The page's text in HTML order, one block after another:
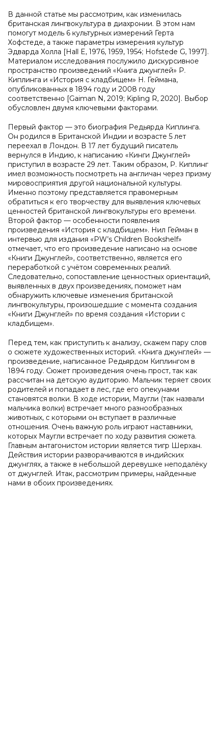
В данной статье мы рассмотрим, как изменилась
британская лингвокультура в диахронии. В этом нам
помогут модель 6 культурных измерений Герта
Хофстеде, а также параметры измерения культур
Эдварда Холла [Hall E, 1976, 1959, 1954; Hofstede G, 1997].
Материалом исследования послужило дискурсивное
пространство произведений «Книга джунглей» Р.
Киплинга и «История с кладбищем» Н. Геймана,
опубликованных в 1894 году и 2008 году
соответственно [Gaiman N, 2019; Kipling R, 2020]. Выбор
обусловлен двумя ключевыми факторами.
Первый фактор — это биография Редьярда Киплинга.
Он родился в Британской Индии и возрасте 5 лет
переехал в Лондон. В 17 лет будущий писатель
вернулся в Индию, к написанию «Кинги Джунглей»
приступил в возрасте 29 лет. Таким образом, Р. Киплинг
имел возможность посмотреть на англичан через призму
мировосприятия другой национальной культуры.
Именно поэтому представляется правомерным
обратиться к его творчеству для выявления ключевых
ценностей британской лингвокультуры его времени.
Второй фактор — особенности появления
произведения «История с кладбищем». Нил Гейман в
интервью для издания «PW’s Children Bookshelf»
отмечает, что его произведение написано на основе
«Книги Джунглей», соответственно, является его
переработкой с учётом современных реалий.
Следовательно, сопоставление ценностных ориентаций,
выявленных в двух произведениях, поможет нам
обнаружить ключевые изменения британской
лингвокультуры, произошедшие с момента создания
«Книги Джунглей» по время создания «Истории с
кладбищем».
Перед тем, как приступить к анализу, скажем пару слов
о сюжете художественных историй. «Книга джунглей» —
произведение, написанное Редьярдом Киплингом в
1894 году. Сюжет произведения очень прост, так как
рассчитан на детскую аудиторию. Мальчик теряет своих
родителей и попадает в лес, где его опекунами
становятся волки. В ходе истории, Маугли (так назвали
мальчика волки) встречает много разнообразных
животных, с которыми он вступает в различные
отношения. Очень важную роль играют наставники,
которых Маугли встречает по ходу развития сюжета.
Главным антагонистом истории является тигр Шерхан.
Действия истории разворачиваются в индийских
джунглях, а также в небольшой деревушке неподалёку
от джунглей. Итак, рассмотрим примеры, найденные
нами в обоих произведениях.